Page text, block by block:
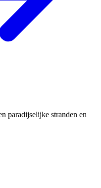
paradijselijke stranden en